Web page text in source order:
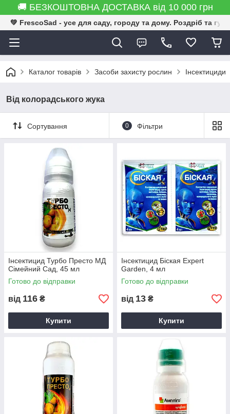
🚚 БЕЗКОШТОВНА ДОСТАВКА від 10 000 грн
💚 FrescoSad - усе для саду, городу та дому. Роздріб та
Каталог товарів Засоби захисту рослин Інсектициди
Від колорадського жука
Сортування 0 Фільтри
Інсектицид Турбо Престо МД
Сімейний Сад, 45 мл
Готово до відправки
від 116 ₴
Купити
Інсектицид Біская Expert
Garden, 4 мл
Готово до відправки
від 13 ₴
Купити